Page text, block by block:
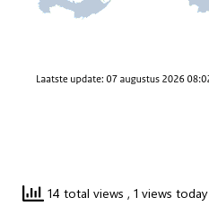
14 total views , 1 views today